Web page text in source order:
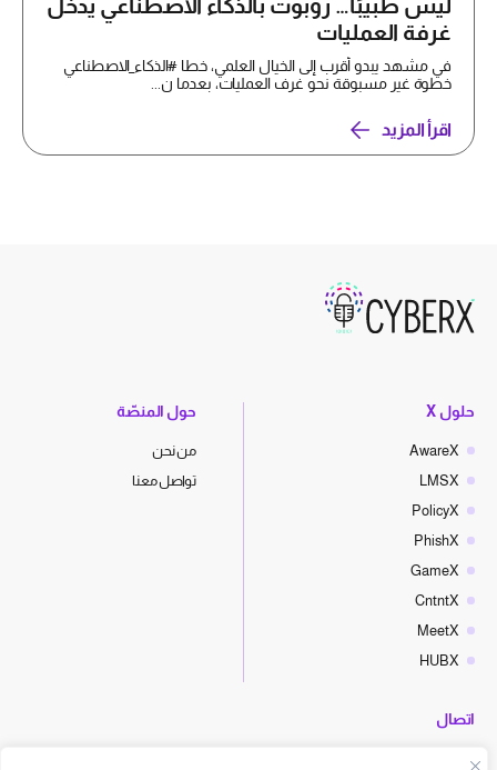
ليس طبيبًا… روبوت بالذكاء الاصطناعي يدخل
غرفة العمليات
في مشهد يبدو أقرب إلى الخيال العلمي، خطا #الذكاء_الاصطناعي
خطوة غير مسبوقة نحو غرف العمليات، بعدما ن...
اقرأ المزيد
حلول X
AwareX
LMSX
PolicyX
PhishX
GameX
CntntX
MeetX
HUBX
حول المنصّة
من نحن
تواصل معنا
اتصال
hello@cyberx.world